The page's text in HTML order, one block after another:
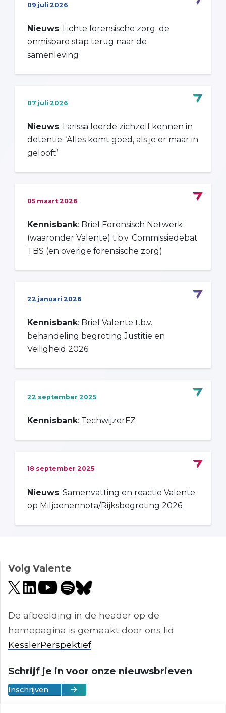
09 juli 2026
Nieuws: Lichte forensische zorg: de
onmisbare stap terug naar de
samenleving
07 juli 2026
Nieuws: Larissa leerde zichzelf kennen in
detentie: ‘Alles komt goed, als je er maar in
gelooft’
05 maart 2026
Kennisbank: Brief Forensisch Netwerk
(waaronder Valente) t.b.v. Commissiedebat
TBS (en overige forensische zorg)
22 januari 2026
Kennisbank: Brief Valente t.b.v.
behandeling begroting Justitie en
Veiligheid 2026
22 september 2025
Kennisbank: TechwijzerFZ
18 september 2025
Nieuws: Samenvatting en reactie Valente
op Miljoenennota/Rijksbegroting 2026
Volg Valente
De afbeelding in de header op de
homepagina is gemaakt door ons lid
KesslerPerspektief.
Schrijf je in voor onze nieuwsbrieven
Inschrijven